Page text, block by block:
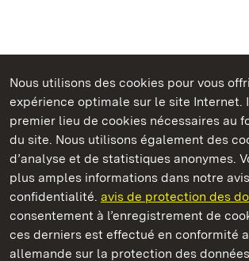
Nous utilisons des cookies pour vous
expérience optimale sur le site Internet.
premier lieu de cookies nécessaires au
du site. Nous utilisons également des
d’analyse et de statistiques anonymes.
plus amples informations dans notre
confidentialité. avis de protection des
consentement à l’enregistrement de
ces derniers est effectué en conformité
allemande sur la protection des
Châteaux et jardins publics du Bade-
Château résidentiel de Ludwigsburg
Châteaux et jardins publics du Bade-
Contact et informationsFAQ et réponses